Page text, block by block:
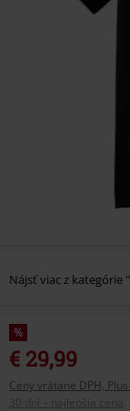
Nájsť viac z kategórie
%
€ 29,99
Ceny vrátane DPH,
30 dní – najlepšia cena